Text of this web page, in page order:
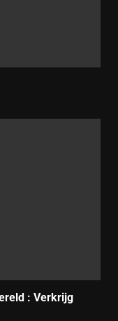
: Verkrijg